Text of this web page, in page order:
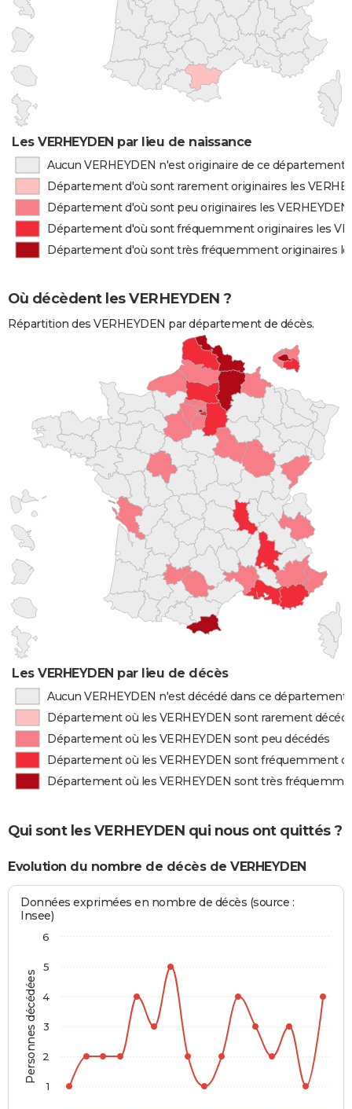
Les VERHEYDEN par lieu de naissance
Aucun VERHEYDEN n'est originaire de ce département
Département d'où sont rarement originaires les
Département d'où sont peu originaires les VERHEYDEN
Département d'où sont fréquemment originaires les
Département d'où sont très fréquemment originaires
Où décèdent les VERHEYDEN ?
Répartition des VERHEYDEN par département de décès.
Les VERHEYDEN par lieu de décès
Aucun VERHEYDEN n'est décédé dans ce département
Département où les VERHEYDEN sont rarement
Département où les VERHEYDEN sont peu décédés
Département où les VERHEYDEN sont fréquemment
Département où les VERHEYDEN sont très
Qui sont les VERHEYDEN qui nous ont quittés ?
Evolution du nombre de décès de VERHEYDEN
Personnes décédées
Données exprimées en nombre de décès (source :
Insee)
1
2
3
4
5
6